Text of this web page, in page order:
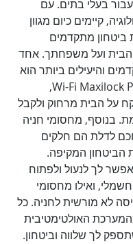
בעלי בתים. עם
קיימים כיום מגוון
ביטחון מתקדמים
הבית ועל משפחתך. אחד
והיעילים ביותר הוא
הפעמון Wi-Fi Maxilock Pro 5mp,
על הבית מרחוק ולקבל
בנוסף, מחסומי חניה
חכם לדלת הם חלקים
המקיפה.
לך לנעול ולפתוח
ואילו מחסומי
לא מורשית לחניה. כל
האולטימטיבית
לך שלווה וביטחון.